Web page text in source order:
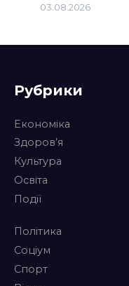
03.08.2026
Рубрики
Економіка
Здоров’я
Культура
Освіта
Події
Політика
Соціум
Спорт